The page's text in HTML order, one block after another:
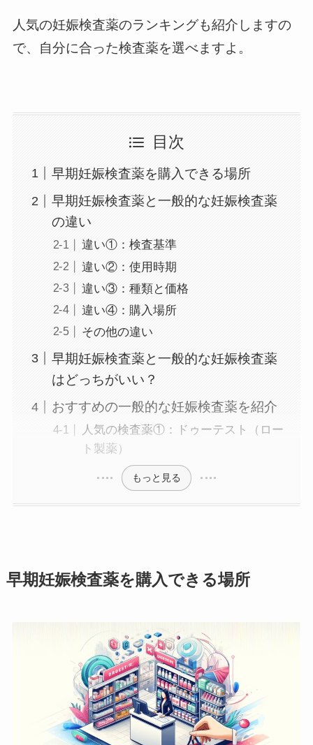
人気の妊娠検査薬のランキングも紹介しますの
で、自分に合った検査薬を選べますよ。
目次
早期妊娠検査薬を購入できる場所
早期妊娠検査薬と一般的な妊娠検査薬
の違い
違い①：検査基準
違い②：使用時期
違い③：種類と価格
違い④：購入場所
その他の違い
早期妊娠検査薬と一般的な妊娠検査薬
はどっちがいい？
おすすめの一般的な妊娠検査薬を紹介
人気の検査薬①：ドゥーテスト（ロー
ト製薬）
もっと見る
早期妊娠検査薬を購入できる場所